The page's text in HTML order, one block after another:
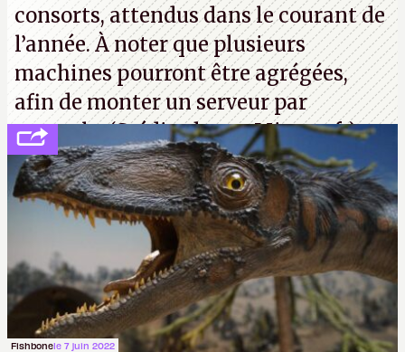
consorts, attendus dans le courant de
l’année. À noter que plusieurs
machines pourront être agrégées,
afin de monter un serveur par
exemple. (Crédit photo : Microsoft)
Fishbonele 7 juin 2022